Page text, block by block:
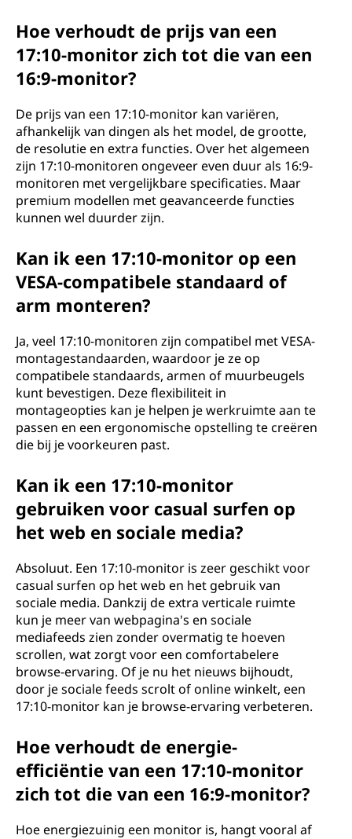
Hoe verhoudt de prijs van een
17:10-monitor zich tot die van een
16:9-monitor?
De prijs van een 17:10-monitor kan variëren,
afhankelijk van dingen als het model, de grootte,
de resolutie en extra functies. Over het algemeen
zijn 17:10-monitoren ongeveer even duur als 16:9-
monitoren met vergelijkbare specificaties. Maar
premium modellen met geavanceerde functies
kunnen wel duurder zijn.
Kan ik een 17:10-monitor op een
VESA-compatibele standaard of
arm monteren?
Ja, veel 17:10-monitoren zijn compatibel met VESA-
montagestandaarden, waardoor je ze op
compatibele standaards, armen of muurbeugels
kunt bevestigen. Deze flexibiliteit in
montageopties kan je helpen je werkruimte aan te
passen en een ergonomische opstelling te creëren
die bij je voorkeuren past.
Kan ik een 17:10-monitor
gebruiken voor casual surfen op
het web en sociale media?
Absoluut. Een 17:10-monitor is zeer geschikt voor
casual surfen op het web en het gebruik van
sociale media. Dankzij de extra verticale ruimte
kun je meer van webpagina's en sociale
mediafeeds zien zonder overmatig te hoeven
scrollen, wat zorgt voor een comfortabelere
browse-ervaring. Of je nu het nieuws bijhoudt,
door je sociale feeds scrolt of online winkelt, een
17:10-monitor kan je browse-ervaring verbeteren.
Hoe verhoudt de energie-
efficiëntie van een 17:10-monitor
zich tot die van een 16:9-monitor?
Hoe energiezuinig een monitor is, hangt vooral af